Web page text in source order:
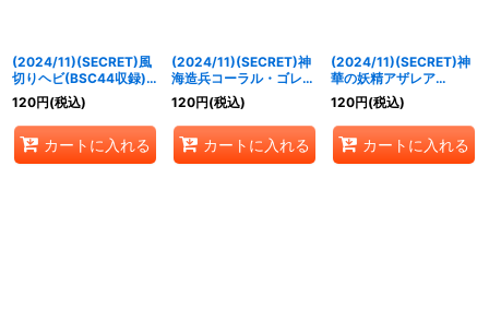
(2024/11)(SECRET)風
切りヘビ(BSC44収録)
【C-SEC】{BS44-017}
《紫》
120円(税込)
カートに入れる
(2024/11)(SECRET)神
海造兵コーラル・ゴレム
(BSC44収録)【C-
SEC】{BS47-067}
《青》
120円(税込)
カートに入れる
(2024/11)(SECRET)神
華の妖精アザレア
(BSC44収録)【R-
SEC】{BS48-049}
《黄》
120円(税込)
カートに入れる